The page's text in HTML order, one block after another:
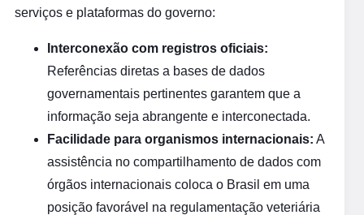
serviços e plataformas do governo:
Interconexão com registros oficiais:
Referências diretas a bases de dados
governamentais pertinentes garantem que a
informação seja abrangente e interconectada.
Facilidade para organismos internacionais: A
assistência no compartilhamento de dados com
órgãos internacionais coloca o Brasil em uma
posição favorável na regulamentação veteriária